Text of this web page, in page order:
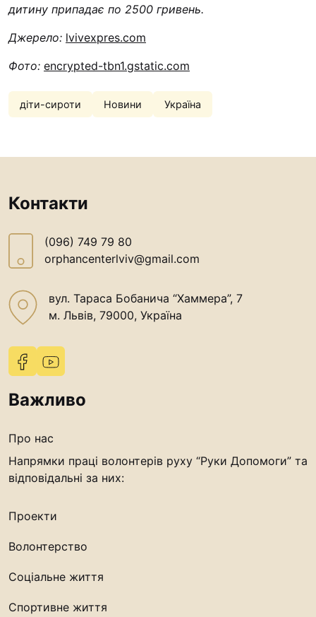
дитину припадає по 2500 гривень.
Джерело: lvivexpres.com
Фото: encrypted-tbn1.gstatic.com
діти-сироти Новини Україна
Контакти
(096) 749 79 80
orphancenterlviv@gmail.com
вул. Тараса Бобанича “Хаммера”, 7
м. Львів, 79000, Україна
Важливо
Про нас
Напрямки праці волонтерів руху “Руки Допомоги” та
відповідальні за них:
Проекти
Волонтерство
Соціальне життя
Спортивне життя